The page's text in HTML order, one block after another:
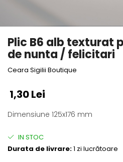
Plic B6 alb texturat
de nunta / felicitari
Ceara Sigilii Boutique
1,30 Lei
Dimensiune 125x176 mm
IN STOC
Durata de livrare:1 zi lucrătoare